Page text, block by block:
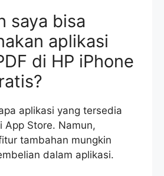
saya bisa
aplikasi
di HP iPhone
aplikasi yang tersedia
App Store. Namun,
tambahan mungkin
dalam aplikasi.